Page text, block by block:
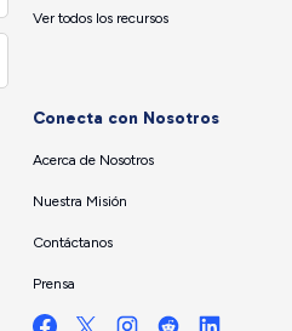
Ver todos los recursos
Conecta con Nosotros
Acerca de Nosotros
Nuestra Misión
Contáctanos
Prensa